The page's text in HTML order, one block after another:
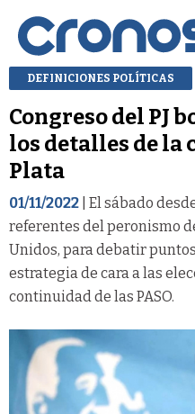
DEFINICIONES POLÍTICAS
Congreso del PJ
los detalles de la
Plata
01/11/2022 | El sábado
referentes del peronismo
Unidos, para debatir
estrategia de cara a las
continuidad de las PASO.